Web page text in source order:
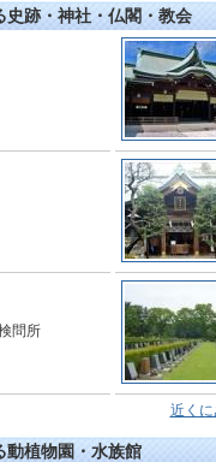
史跡・神社・仏閣・教会
問所
近く
動植物園・水族館